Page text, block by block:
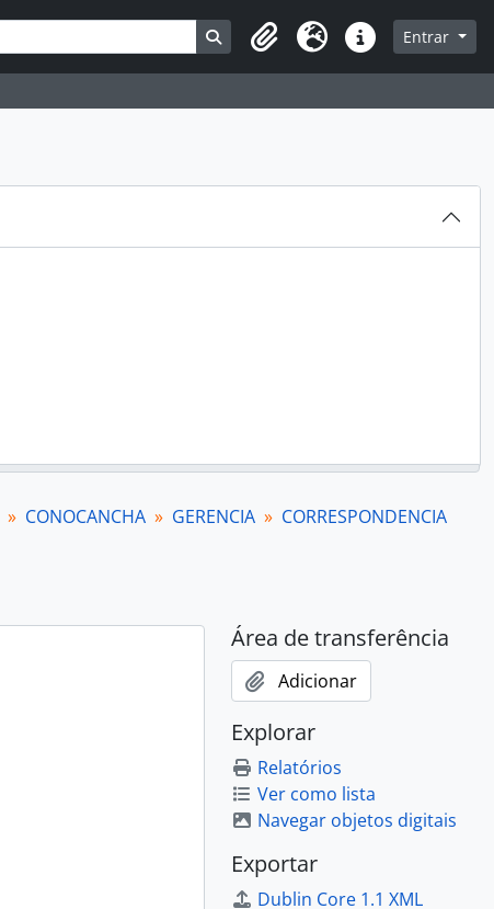
Busque na página de navegação
Área de transferência
Idioma Ligações rápidas
Entrar
CONOCANCHA GERENCIA
CORRESPONDENCIA
Área de transferência
Adicionar
Explorar
Relatórios
Ver como lista
Navegar objetos digitais
Exportar
Dublin Core 1.1 XML